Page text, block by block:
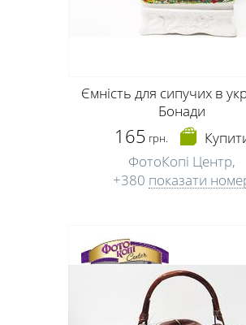
Ємність для сипучих в
Бонади
165 грн.
ФотоКопі Центр,
+380 показати